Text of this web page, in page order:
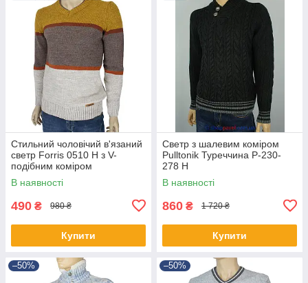
Стильний чоловічий в'язаний
светр Forris 0510 Н з V-
подібним коміром
В наявності
490 ₴ 980 ₴
Купити
Светр з шалевим коміром
Pulltonik Туреччина P-230-
278 H
В наявності
860 ₴ 1 720 ₴
Купити
–50% –50%